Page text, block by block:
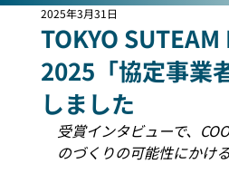
TOKYO SUTEAM
2025「協定事業
しました
2025年3月31日
受賞インタビューで、
のづくりの可能性にかけ